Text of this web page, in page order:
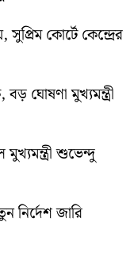
কোর্টে কেন্দ্রের
ঘোষণা মুখ্যমন্ত্রী
শুভেন্দু
নির্দেশ জারি